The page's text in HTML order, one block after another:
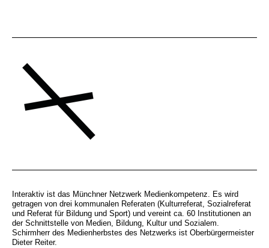
Interaktiv ist das Münchner Netzwerk Medienkompetenz. Es wird
getragen von drei kommunalen Referaten (Kulturreferat, Sozialreferat
und Referat für Bildung und Sport) und vereint ca. 60 Institutionen an
der Schnittstelle von Medien, Bildung, Kultur und Sozialem.
Schirmherr des Medienherbstes des Netzwerks ist Oberbürgermeister
Dieter Reiter.